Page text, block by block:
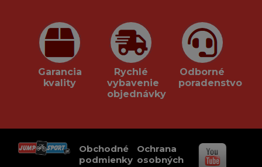
Garancia
kvality
Rychlé
vybavenie
objednávky
Odborné
poradenstvo
Obchodné
podmienky
Ochrana
osobných